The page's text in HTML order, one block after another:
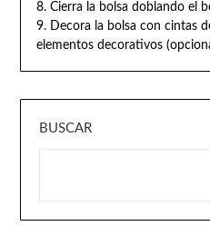
8. Cierra la bolsa doblando el
9. Decora la bolsa con cintas
elementos decorativos
BUSCAR